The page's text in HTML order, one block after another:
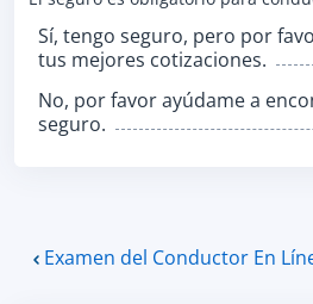
Sí, tengo seguro, pero por
tus mejores cotizaciones.
No, por favor ayúdame a
seguro.
Examen del Conductor En